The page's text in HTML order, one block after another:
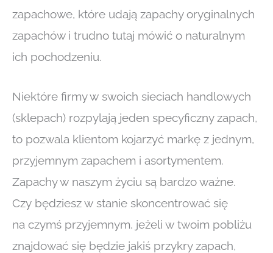
zapachowe, które udają zapachy oryginalnych
zapachów i trudno tutaj mówić o naturalnym
ich pochodzeniu.
Niektóre firmy w swoich sieciach handlowych
(sklepach) rozpylają jeden specyficzny zapach,
to pozwala klientom kojarzyć markę z jednym,
przyjemnym zapachem i asortymentem.
Zapachy w naszym życiu są bardzo ważne.
Czy będziesz w stanie skoncentrować się
na czymś przyjemnym, jeżeli w twoim pobliżu
znajdować się będzie jakiś przykry zapach,